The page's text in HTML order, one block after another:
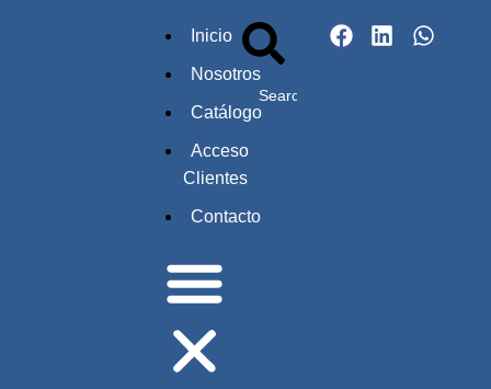
Inicio
Nosotros
Catálogo
Acceso
Clientes
Contacto